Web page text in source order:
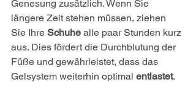
Genesung zusätzlich. Wenn Sie
längere Zeit stehen müssen, ziehen
Sie Ihre Schuhe alle paar Stunden kurz
aus. Dies fördert die Durchblutung der
Füße und gewährleistet, dass das
Gelsystem weiterhin optimal entlastet.